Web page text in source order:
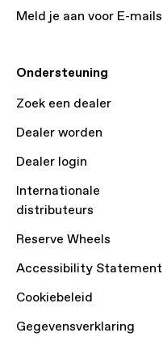
Meld je aan voor E-mails
Ondersteuning
Zoek een dealer
Dealer worden
Dealer login
Internationale
distributeurs
Reserve Wheels
Accessibility Statement
Cookiebeleid
Gegevensverklaring